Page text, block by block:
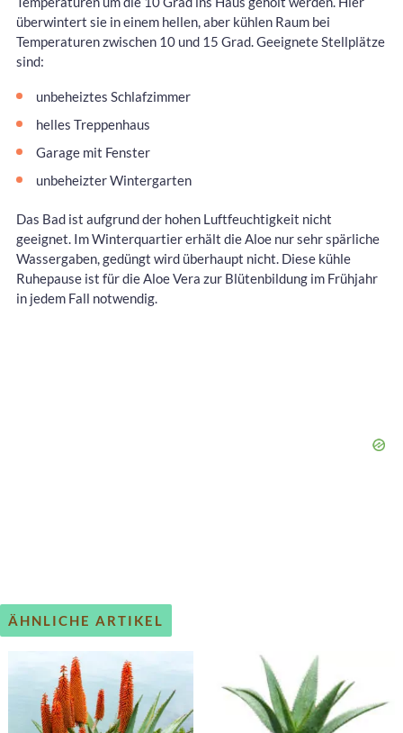
überwintert sie in einem hellen, aber kühlen Raum bei
Temperaturen zwischen 10 und 15 Grad. Geeignete Stellplätze
sind:
unbeheiztes Schlafzimmer
helles Treppenhaus
Garage mit Fenster
unbeheizter Wintergarten
Das Bad ist aufgrund der hohen Luftfeuchtigkeit nicht
geeignet. Im Winterquartier erhält die Aloe nur sehr spärliche
Wassergaben, gedüngt wird überhaupt nicht. Diese kühle
Ruhepause ist für die Aloe Vera zur Blütenbildung im Frühjahr
in jedem Fall notwendig.
ÄHNLICHE ARTIKEL